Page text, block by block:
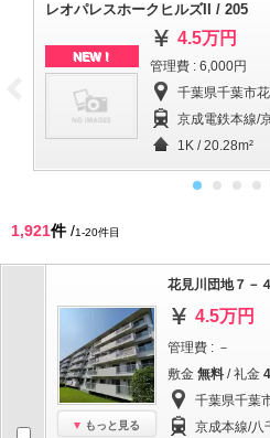
レオパレスホークヒルズII / 205
NEW！
4.5万円
管理費 : 6,000円
千葉県千葉市
京成電鉄本線/
1K / 20.28m²
1,921件/1-20件目
もっと見る
花見川団地７－
4.5万円
管理費 : －
敷金 無料 / 礼金
千葉県千葉
京成本線/八